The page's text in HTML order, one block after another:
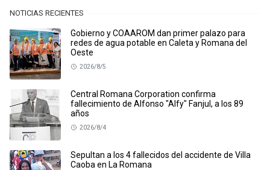
NOTICIAS RECIENTES
Gobierno y COAAROM dan primer palazo para
redes de agua potable en Caleta y Romana del
Oeste
2026/8/5
Central Romana Corporation confirma
fallecimiento de Alfonso "Alfy" Fanjul, a los 89
años
2026/8/4
Sepultan a los 4 fallecidos del accidente de Villa
Caoba en La Romana